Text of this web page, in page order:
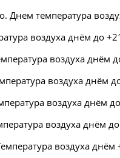
Днем температура
воздуха днём до
воздуха днём
воздуха днём
воздуха днём
воздуха днём
воздуха днём